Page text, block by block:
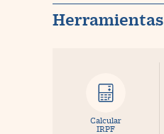
Herramientas
Calcular
IRPF